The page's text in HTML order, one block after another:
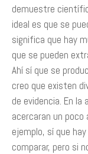
demuestre
ideal es que se
significa que hay
que se pueden
Ahí sí que se
creo que existen
de evidencia. En
acercaran un
ejemplo, sí que
comparar, pero si